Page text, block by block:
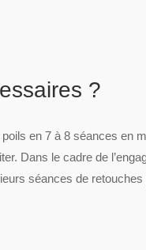
?
en 7 à 8 séances en
Dans le cadre de
séances de